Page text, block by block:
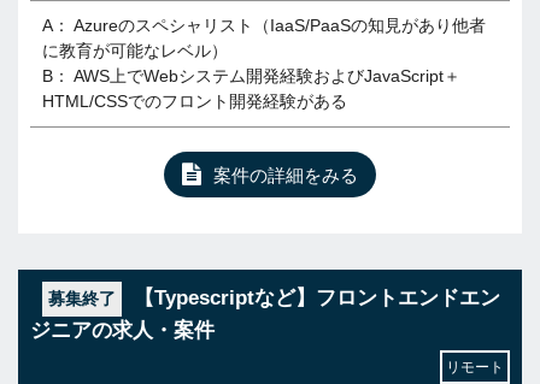
A： Azureのスペシャリスト（IaaS/PaaSの知見があり他者
に教育が可能なレベル）
B： AWS上でWebシステム開発経験およびJavaScript＋
HTML/CSSでのフロント開発経験がある
案件の詳細をみる
募集終了
【Typescriptなど】フロントエンドエン
ジニアの求人・案件
リモート